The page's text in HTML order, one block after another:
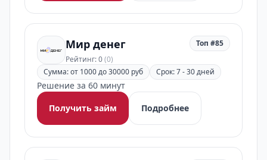
Мир денег
Рейтинг: 0(0)
Топ #85
Сумма: от 1000 до 30000 руб Срок: 7 - 30 дней
Решение за 60 минут
Получить займ
Подробнее